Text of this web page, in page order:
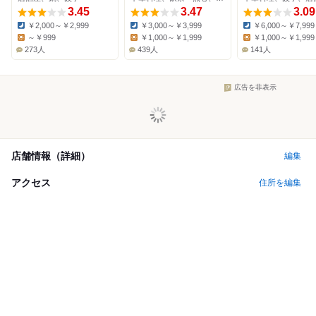
3.45
Dinner:
￥2,000～￥2,999
～￥999
273人
3.47
Dinner:
￥3,000～￥3,999
￥1,000～￥1,999
439人
3.09
Dinner:
￥6,000～￥7,999
￥1,000～￥1,999
141人
広告を非表示
店舗情報（詳細） 編集
アクセス 住所を編集